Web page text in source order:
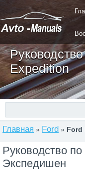
Expedition
Главная » Ford » Ford
Руководство
Экспедишен